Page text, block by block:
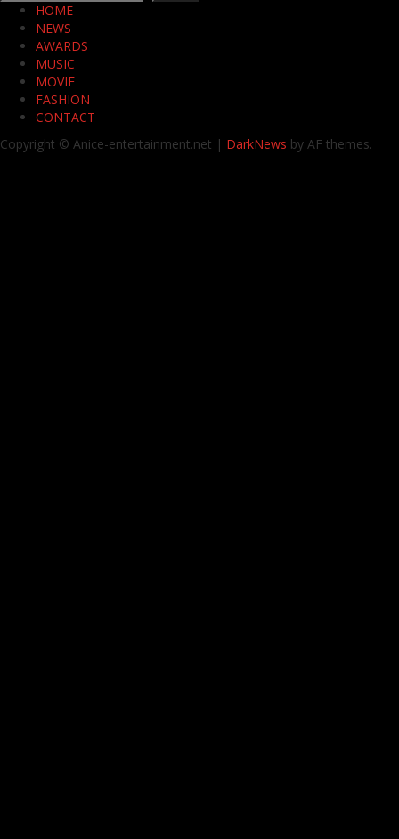
HOME
NEWS
AWARDS
MUSIC
MOVIE
FASHION
CONTACT
Copyright © Anice-entertainment.net | DarkNews by AF themes.